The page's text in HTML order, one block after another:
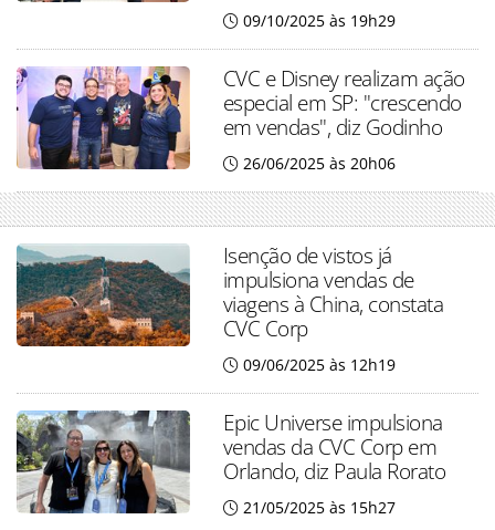
09/10/2025 às 19h29
CVC e Disney realizam ação
especial em SP: "crescendo
em vendas", diz Godinho
26/06/2025 às 20h06
Isenção de vistos já
impulsiona vendas de
viagens à China, constata
CVC Corp
09/06/2025 às 12h19
Epic Universe impulsiona
vendas da CVC Corp em
Orlando, diz Paula Rorato
21/05/2025 às 15h27